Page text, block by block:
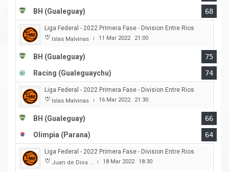
BH (Gualeguay)
68
Liga Federal - 2022 Primera Fase - Division Entre Rios
Islas Malvinas | 11 Mar 2022 21:00
BH (Gualeguay)
75
Racing (Gualeguaychu)
74
Liga Federal - 2022 Primera Fase - Division Entre Rios
Islas Malvinas | 16 Mar 2022 21:30
BH (Gualeguay)
66
Olimpia (Parana)
64
Liga Federal - 2022 Primera Fase - Division Entre Rios
Juan de Dios Obregon | 18 Mar 2022 18:30